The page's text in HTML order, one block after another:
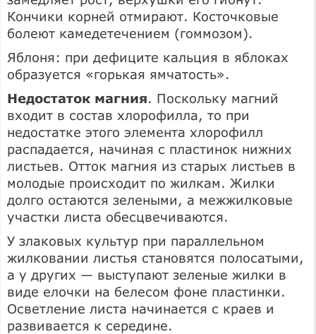
Кончики корней отмирают. Косточковые
болеют камедетечением (гоммозом).
Яблоня: при дефиците кальция в яблоках
образуется «горькая ямчатость».
Недостаток магния. Поскольку магний
входит в состав хлорофилла, то при
недостатке этого элемента хлорофилл
распадается, начиная с пластинок нижних
листьев. Отток магния из старых листьев в
молодые происходит по жилкам. Жилки
долго остаются зелеными, а межжилковые
участки листа обесцвечиваются.
У злаковых культур при параллельном
жилковании листья становятся полосатыми,
а у других — выступают зеленые жилки в
виде елочки на белесом фоне пластинки.
Осветление листа начинается с краев и
развивается к середине.